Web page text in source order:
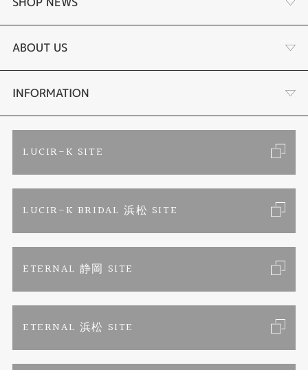
結婚指輪
セットリング
エタニティリング
婚約ネックレス
真珠ネックレス
商品一覧
ブランドリスト
トピックス
リフォーム
ABOUT US
店舗情報・会社概要
お問い合わせ
INFORMATION
特定商取引に関する表記
LUCIR-K SITE
LUCIR-K BRIDAL 浜松 SITE
ETERNAL 静岡 SITE
ETERNAL 浜松 SITE